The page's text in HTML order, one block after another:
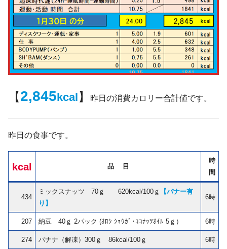
【2,845 kcal 】 昨日の消費カロリー合計値です。
昨日の食事です。
kcal 品 目
時
間
434
ミックスナッツ 70ｇ 620kcal/100ｇ
【バナー有
り】
6時
207 納豆 40ｇ 2パック (ｵﾛｼ ｼｮｳｶﾞ･ｺｺﾅｯﾂｵｲﾙ 5ｇ） 6時
274 バナナ（解凍）300ｇ 86kcal/100ｇ 6時